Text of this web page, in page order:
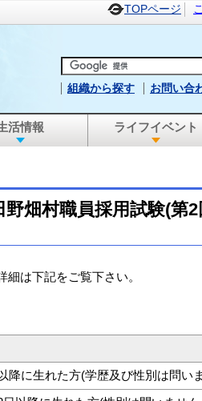
TOPページ
組織から探す お問い合
活情報 ライフイベント
野畑村職員採用試験(第
は下記をご覧下さい。
降に生れた方(学歴及び性別は問い